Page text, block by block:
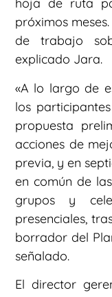
hoja de ruta
próximos
de trabajo
explicado Jara.
«A lo largo de
los
propuesta
acciones de
previa, y en
en común de
grupos y
presenciales,
borrador del
señalado.
El director